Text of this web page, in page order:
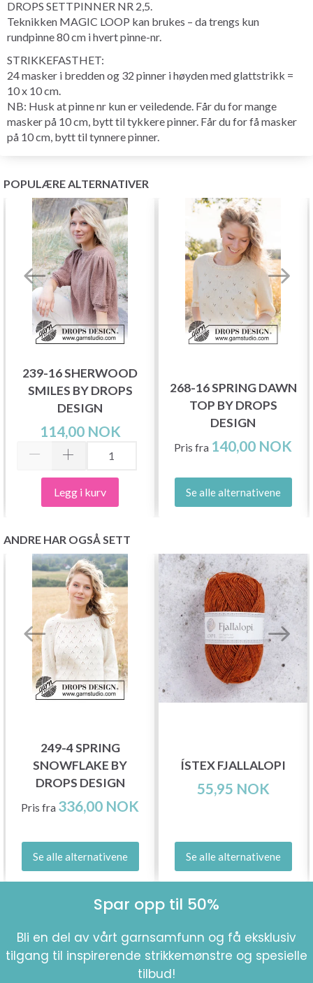
DROPS SETTPINNER NR 2,5.
Teknikken MAGIC LOOP kan brukes – da trengs kun
rundpinne 80 cm i hvert pinne-nr.
STRIKKEFASTHET:
24 masker i bredden og 32 pinner i høyden med glattstrikk =
10 x 10 cm.
NB: Husk at pinne nr kun er veiledende. Får du for mange
masker på 10 cm, bytt til tykkere pinner. Får du for få masker
på 10 cm, bytt til tynnere pinner.
POPULÆRE ALTERNATIVER
239-16 SHERWOOD
SMILES BY DROPS
DESIGN
114,00 NOK
Legg i kurv
268-16 SPRING DAWN
TOP BY DROPS
DESIGN
Pris fra 140,00 NOK
Se alle alternativene
ANDRE HAR OGSÅ SETT
249-4 SPRING
SNOWFLAKE BY
DROPS DESIGN
Pris fra 336,00 NOK
Se alle alternativene
ÍSTEX FJALLALOPI
55,95 NOK
Se alle alternativene
Spar opp til 50%
Bli en del av vårt garnsamfunn og få eksklusiv
tilgang til inspirerende strikkemønstre og spesielle
tilbud!